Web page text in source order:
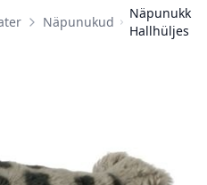
Näpunukud
Näpunukk
Hallhüljes